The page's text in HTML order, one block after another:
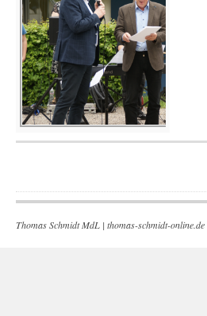
Thomas Schmidt MdL | thomas-schmidt-online.de